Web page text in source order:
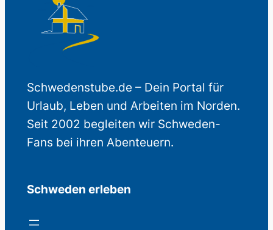
Schwedenstube.de – Dein Portal für
Urlaub, Leben und Arbeiten im Norden.
Seit 2002 begleiten wir Schweden-
Fans bei ihren Abenteuern.
Schweden erleben